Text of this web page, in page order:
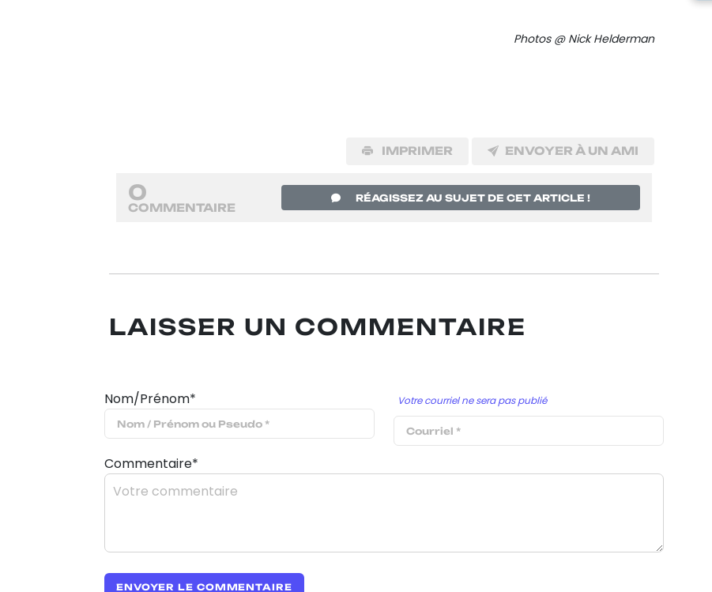
Photos @ Nick Helderman
IMPRIMER ENVOYER À UN AMI
0
COMMENTAIRE
RÉAGISSEZ AU SUJET DE CET ARTICLE !
LAISSER UN COMMENTAIRE
Nom/Prénom* Votre courriel ne sera pas publié
Commentaire*